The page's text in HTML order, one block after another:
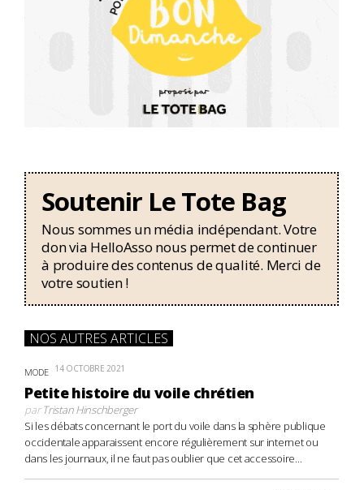
Soutenir Le Tote Bag
Nous sommes un média indépendant. Votre
don via HelloAsso nous permet de continuer
à produire des contenus de qualité. Merci de
votre soutien !
NOS AUTRES ARTICLES
MODE 14 OCTOBRE 2021
Petite histoire du voile chrétien
parTristan Hinschberger
Si les débats concernant le port du voile dans la sphère publique
occidentale apparaissent encore régulièrement sur internet ou
dans les journaux, il ne faut pas oublier que cet accessoire...